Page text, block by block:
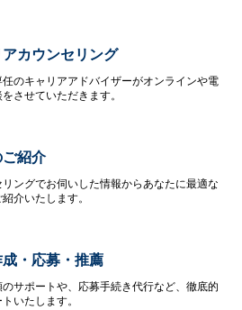
アカウンセリング
任のキャリアアドバイザーがオンラインや電
させていただきます。
紹介
リングでお伺いした情報からあなたに最適な
介いたします。
・応募・推薦
のサポートや、応募手続き代行など、徹底的
いたします。